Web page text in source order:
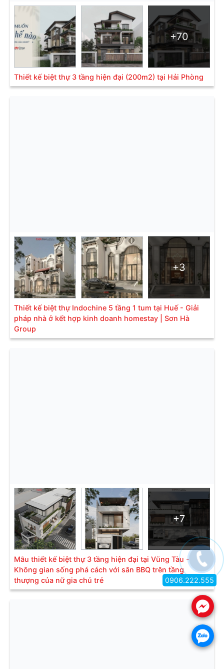
+70
Thiết kế biệt thự 3 tầng hiện đại (200m2) tại Hải Phòng
+3
Thiết kế biệt thự Indochine 5 tầng 1 tum tại Huế - Giải
pháp nhà ở kết hợp kinh doanh homestay | Sơn Hà
Group
+7
Mẫu thiết kế biệt thự 3 tầng hiện đại tại Vũng Tàu -
Không gian sống phá cách với sân BBQ trên tầng
thượng của nữ gia chủ trẻ
.
.
0906.222.555